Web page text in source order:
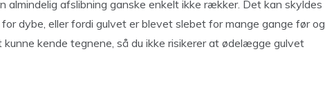
almindelig afslibning ganske enkelt ikke rækker. Det kan skyldes
dybe, eller fordi gulvet er blevet slebet for mange gange før og
kende tegnene, så du ikke risikerer at ødelægge gulvet